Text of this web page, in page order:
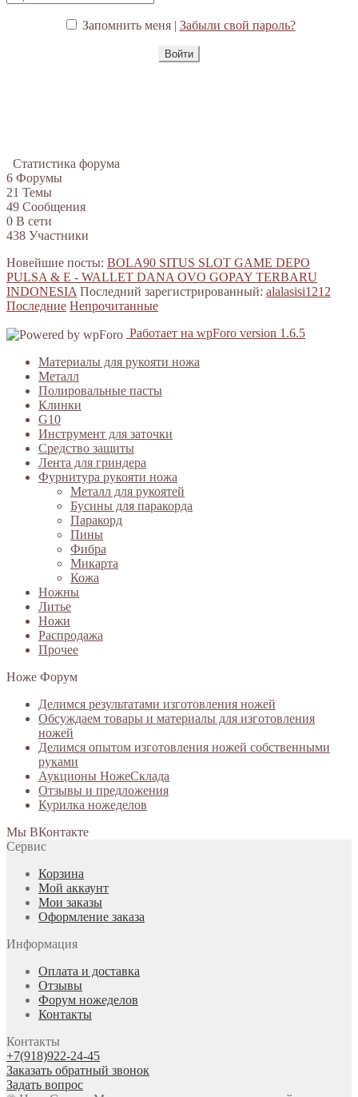
Запомнить меня | Забыли свой пароль?
Статистика форума
6 Форумы
21 Темы
49 Сообщения
0 В сети
438 Участники
Новейшие посты: BOLA90 SITUS SLOT GAME DEPO
PULSA & E - WALLET DANA OVO GOPAY TERBARU
INDONESIA Последний зарегистрированный: alalasisi1212
Последние Непрочитанные
Работает на wpForo version 1.6.5
Материалы для рукояти ножа
Металл
Полировальные пасты
Клинки
G10
Инструмент для заточки
Средство защиты
Лента для гриндера
Фурнитура рукояти ножа
Металл для рукоятей
Бусины для паракорда
Паракорд
Пины
Фибра
Микарта
Кожа
Ножны
Литье
Ножи
Распродажа
Прочее
Ноже Форум
Делимся результатами изготовления ножей
Обсуждаем товары и материалы для изготовления
ножей
Делимся опытом изготовления ножей собственными
руками
Аукционы НожеСклада
Отзывы и предложения
Курилка ножеделов
Мы ВКонтакте
Сервис
Корзина
Мой аккаунт
Мои заказы
Оформление заказа
Информация
Оплата и доставка
Отзывы
Форум ножеделов
Контакты
Контакты
+7(918)922-24-45
Заказать обратный звонок
Задать вопрос